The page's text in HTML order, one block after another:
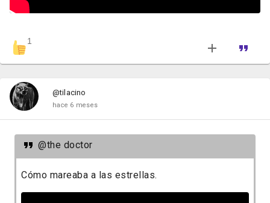
1
@tilacino
hace 6 meses
@the doctor
Cómo mareaba a las estrellas.